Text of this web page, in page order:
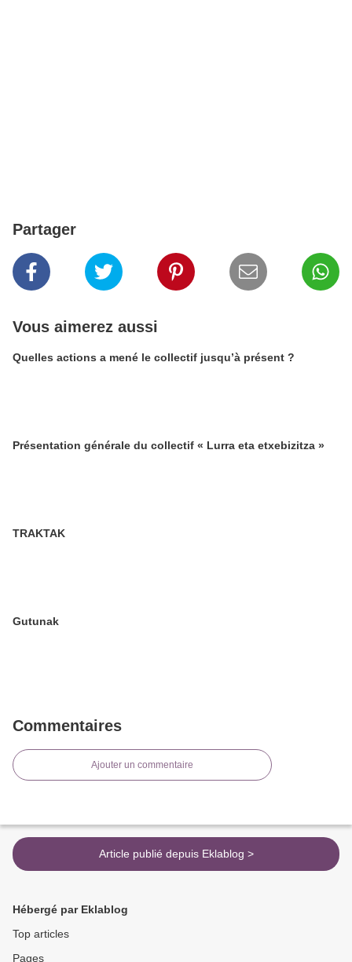
Partager
Vous aimerez aussi
Quelles actions a mené le collectif jusqu’à présent ?
Présentation générale du collectif « Lurra eta etxebizitza »
TRAKTAK
Gutunak
Commentaires
Ajouter un commentaire
Article publié depuis Eklablog >
Hébergé par Eklablog
Top articles
Pages